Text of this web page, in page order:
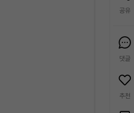
공유
댓글
추천